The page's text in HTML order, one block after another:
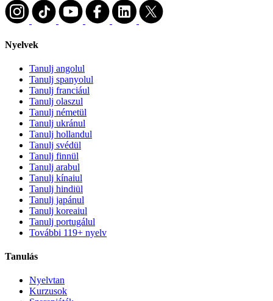
Nyelvek
Tanulj angolul
Tanulj spanyolul
Tanulj franciául
Tanulj olaszul
Tanulj németül
Tanulj ukránul
Tanulj hollandul
Tanulj svédül
Tanulj finnül
Tanulj arabul
Tanulj kínaiul
Tanulj hindiül
Tanulj japánul
Tanulj koreaiul
Tanulj portugálul
További 119+ nyelv
Tanulás
Nyelvtan
Kurzusok